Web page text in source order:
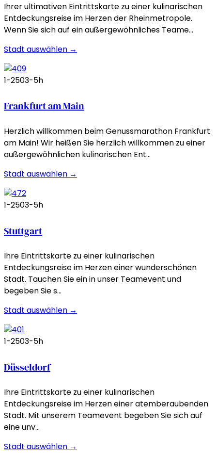
Ihrer ultimativen Eintrittskarte zu einer kulinarischen
Entdeckungsreise im Herzen der Rheinmetropole.
Wenn Sie sich auf ein außergewöhnliches Teame…
Stadt auswählen →
1-2503-5h
Frankfurt am Main
Herzlich willkommen beim Genussmarathon Frankfurt
am Main! Wir heißen Sie herzlich willkommen zu einer
außergewöhnlichen kulinarischen Ent…
Stadt auswählen →
1-2503-5h
Stuttgart
Ihre Eintrittskarte zu einer kulinarischen
Entdeckungsreise im Herzen einer wunderschönen
Stadt. Tauchen Sie ein in unser Teamevent und
begeben Sie s…
Stadt auswählen →
1-2503-5h
Düsseldorf
Ihre Eintrittskarte zu einer kulinarischen
Entdeckungsreise im Herzen einer atemberaubenden
Stadt. Mit unserem Teamevent begeben Sie sich auf
eine unv…
Stadt auswählen →